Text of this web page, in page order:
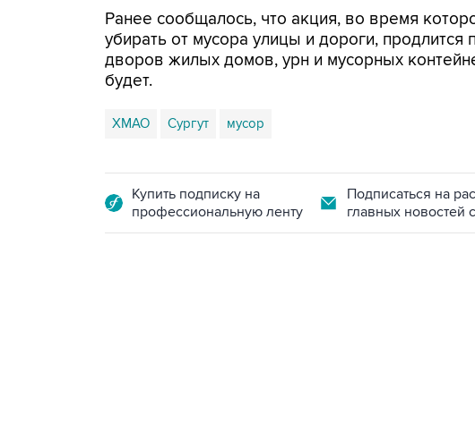
Ранее сообщалось, что акция, во время
убирать от мусора улицы и дороги,
дворов жилых домов, урн и мусорных
будет.
ХМАО Сургут мусор
Купить подписку на
профессиональную ленту
Подписаться на
главных новостей